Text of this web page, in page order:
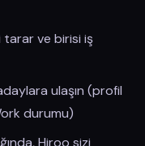
ve birisi iş
ulaşın (profil
durumu)
Hiroo sizi